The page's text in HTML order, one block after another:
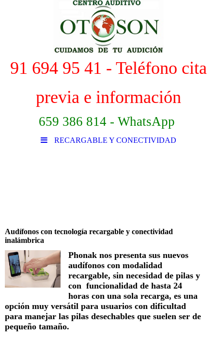
91 694 95 41 - Teléfono cita
previa e información
659 386 814 - WhatsApp
RECARGABLE Y CONECTIVIDAD
Audífonos con tecnología recargable y conectividad
inalámbrica
Phonak nos presenta sus nuevos
audífonos con modalidad
recargable, sin necesidad de pilas y
con funcionalidad de hasta 24
horas con una sola recarga, es una
opción muy versátil para usuarios con dificultad
para manejar las pilas desechables que suelen ser de
pequeño tamaño.